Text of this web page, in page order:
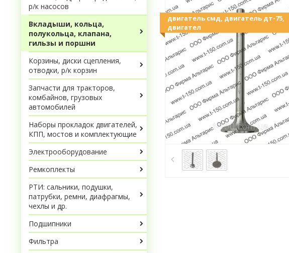
двигатель смд, двигатель дт-75,
двигател
р/к насосов
Вкладыши, кольца,
полукольца, клапана,
гильзы и поршни
Корзины, диски сцепления,
отводки, р/к корзин
Запчасти для тракторов,
комбайнов, грузовых
автомобилей
Наборы прокладок двигателей,
КПП, мостов и комплектующие
Электрооборудование
Ремкоплекты
РТИ: сальники, подушки,
патрубки, ремни, диафрагмы,
чехлы и др.
Подшипники
Фильтра